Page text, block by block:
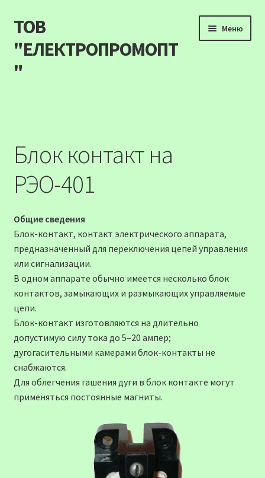
Перейти
до
навігації
Перейти
до
вмісту
ТОВ
"ЕЛЕКТРОПРОМОПТ
"
Меню
Прайс
Контакти
Про компанію
Карта сайту
Блок контакт на
РЭО-401
Общие сведения
Блок-контакт, контакт электрического аппарата,
предназначенный для переключения цепей управления
или сигнализации.
В одном аппарате обычно имеется несколько блок
контактов, замыкающих и размыкающих управляемые
цепи.
Блок-контакт изготовляются на длительно
допустимую силу тока до 5–20 ампер;
дугогасительными камерами блок-контакты не
снабжаются.
Для облегчения гашения дуги в блок контакте могут
применяться постоянные магниты.